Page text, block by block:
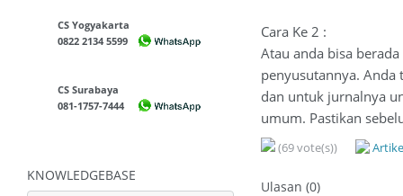
CS Yogyakarta
0822 2134 5599
CS Surabaya
081-1757-7444
KNOWLEDGEBASE
Cara Ke 2 :
Atau anda bisa
penyusutannya.
dan untuk jurnalnya
umum. Pastikan
(69 vote(s))
Ulasan (0)